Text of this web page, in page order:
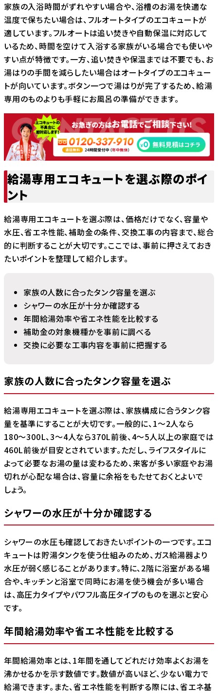
家族の入浴時間がずれやすい場合や、浴槽のお湯を快適な
温度で保ちたい場合は、フルオートタイプのエコキュートが
適しています。フルオートは追い焚きや自動保温に対応して
いるため、時間を空けて入浴する家族がいる場合でも使いや
すい点が特徴です。一方、追い焚きや保温までは不要でも、お
湯はりの手間を減らしたい場合はオートタイプのエコキュー
トが向いています。ボタン一つで湯はりが完了するため、給湯
専用のものよりも手軽にお風呂の準備ができます。
給湯専用エコキュートを選ぶ際のポイ
ント
給湯専用エコキュートを選ぶ際は、価格だけでなく、容量や
水圧、省エネ性能、補助金の条件、交換工事の内容まで、総合
的に判断することが大切です。ここでは、事前に押さえておき
たいポイントを整理して紹介します。
家族の人数に合ったタンク容量を選ぶ
シャワーの水圧が十分か確認する
年間給湯効率や省エネ性能を比較する
補助金の対象機種かを事前に調べる
交換に必要な工事内容を事前に把握する
家族の人数に合ったタンク容量を選ぶ
給湯専用エコキュートを選ぶ際は、家族構成に合うタンク容
量を基準にすることが大切です。一般的に、1〜2人なら
180〜300L、3〜4人なら370L前後、4〜5人以上の家庭では
460L前後が目安とされています。ただし、ライフスタイルに
よって必要なお湯の量は変わるため、来客が多い家庭やお湯
切れが心配な場合は、容量に余裕をもたせておくとよいで
しょう。
シャワーの水圧が十分か確認する
シャワーの水圧も確認しておきたいポイントの一つです。エコ
キュートは貯湯タンクを使う仕組みのため、ガス給湯器より
水圧が弱く感じることがあります。特に、2階に浴室がある場
合や、キッチンと浴室で同時にお湯を使う機会が多い場合
は、高圧力タイプやパワフル高圧タイプのものを選ぶと安心
です。
年間給湯効率や省エネ性能を比較する
年間給湯効率とは、1年間を通してどれだけ効率よくお湯を
沸かせるかを示す数値です。数値が高いほど、少ない電力で
給湯できます。また、省エネ性能を判断する際には、省エネ基